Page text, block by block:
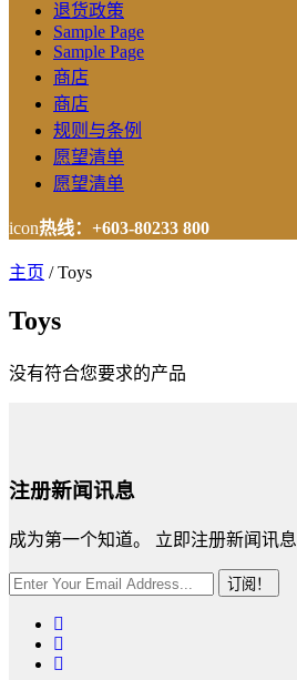
退货政策
Sample Page
Sample Page
商店
商店
规则与条例
愿望清单
愿望清单
icon热线：+603-80233 800
主页 /Toys
Toys
没有符合您要求的产品
注册新闻讯息
成为第一个知道。 立即注册新闻讯息
订阅！